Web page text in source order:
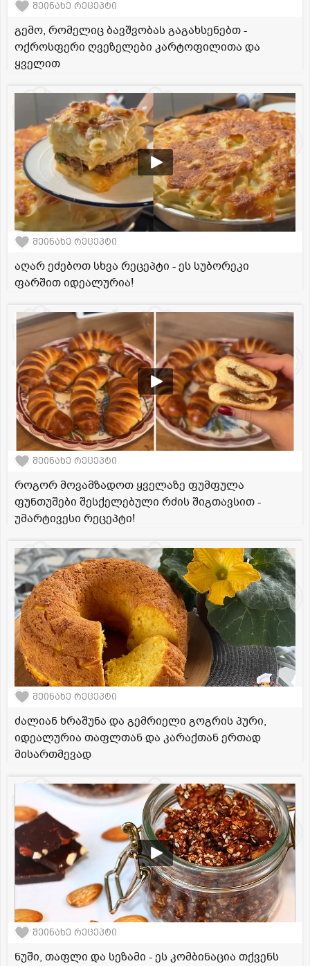
შეინახე რეცეპტი
გემო, რომელიც ბავშვობას გაგახსენებთ -
ოქროსფერი ღვეზელები კარტოფილითა და
ყველით
შეინახე რეცეპტი
აღარ ეძებოთ სხვა რეცეპტი - ეს სუბორეკი
ფარშით იდეალურია!
შეინახე რეცეპტი
როგორ მოვამზადოთ ყველაზე ფუმფულა
ფუნთუშები შესქელებული რძის შიგთავსით -
უმარტივესი რეცეპტი!
შეინახე რეცეპტი
ძალიან ხრაშუნა და გემრიელი გოგრის პური,
იდეალურია თაფლთან და კარაქთან ერთად
მისართმევად
შეინახე რეცეპტი
ნუში, თაფლი და სეზამი - ეს კომბინაცია თქვენს